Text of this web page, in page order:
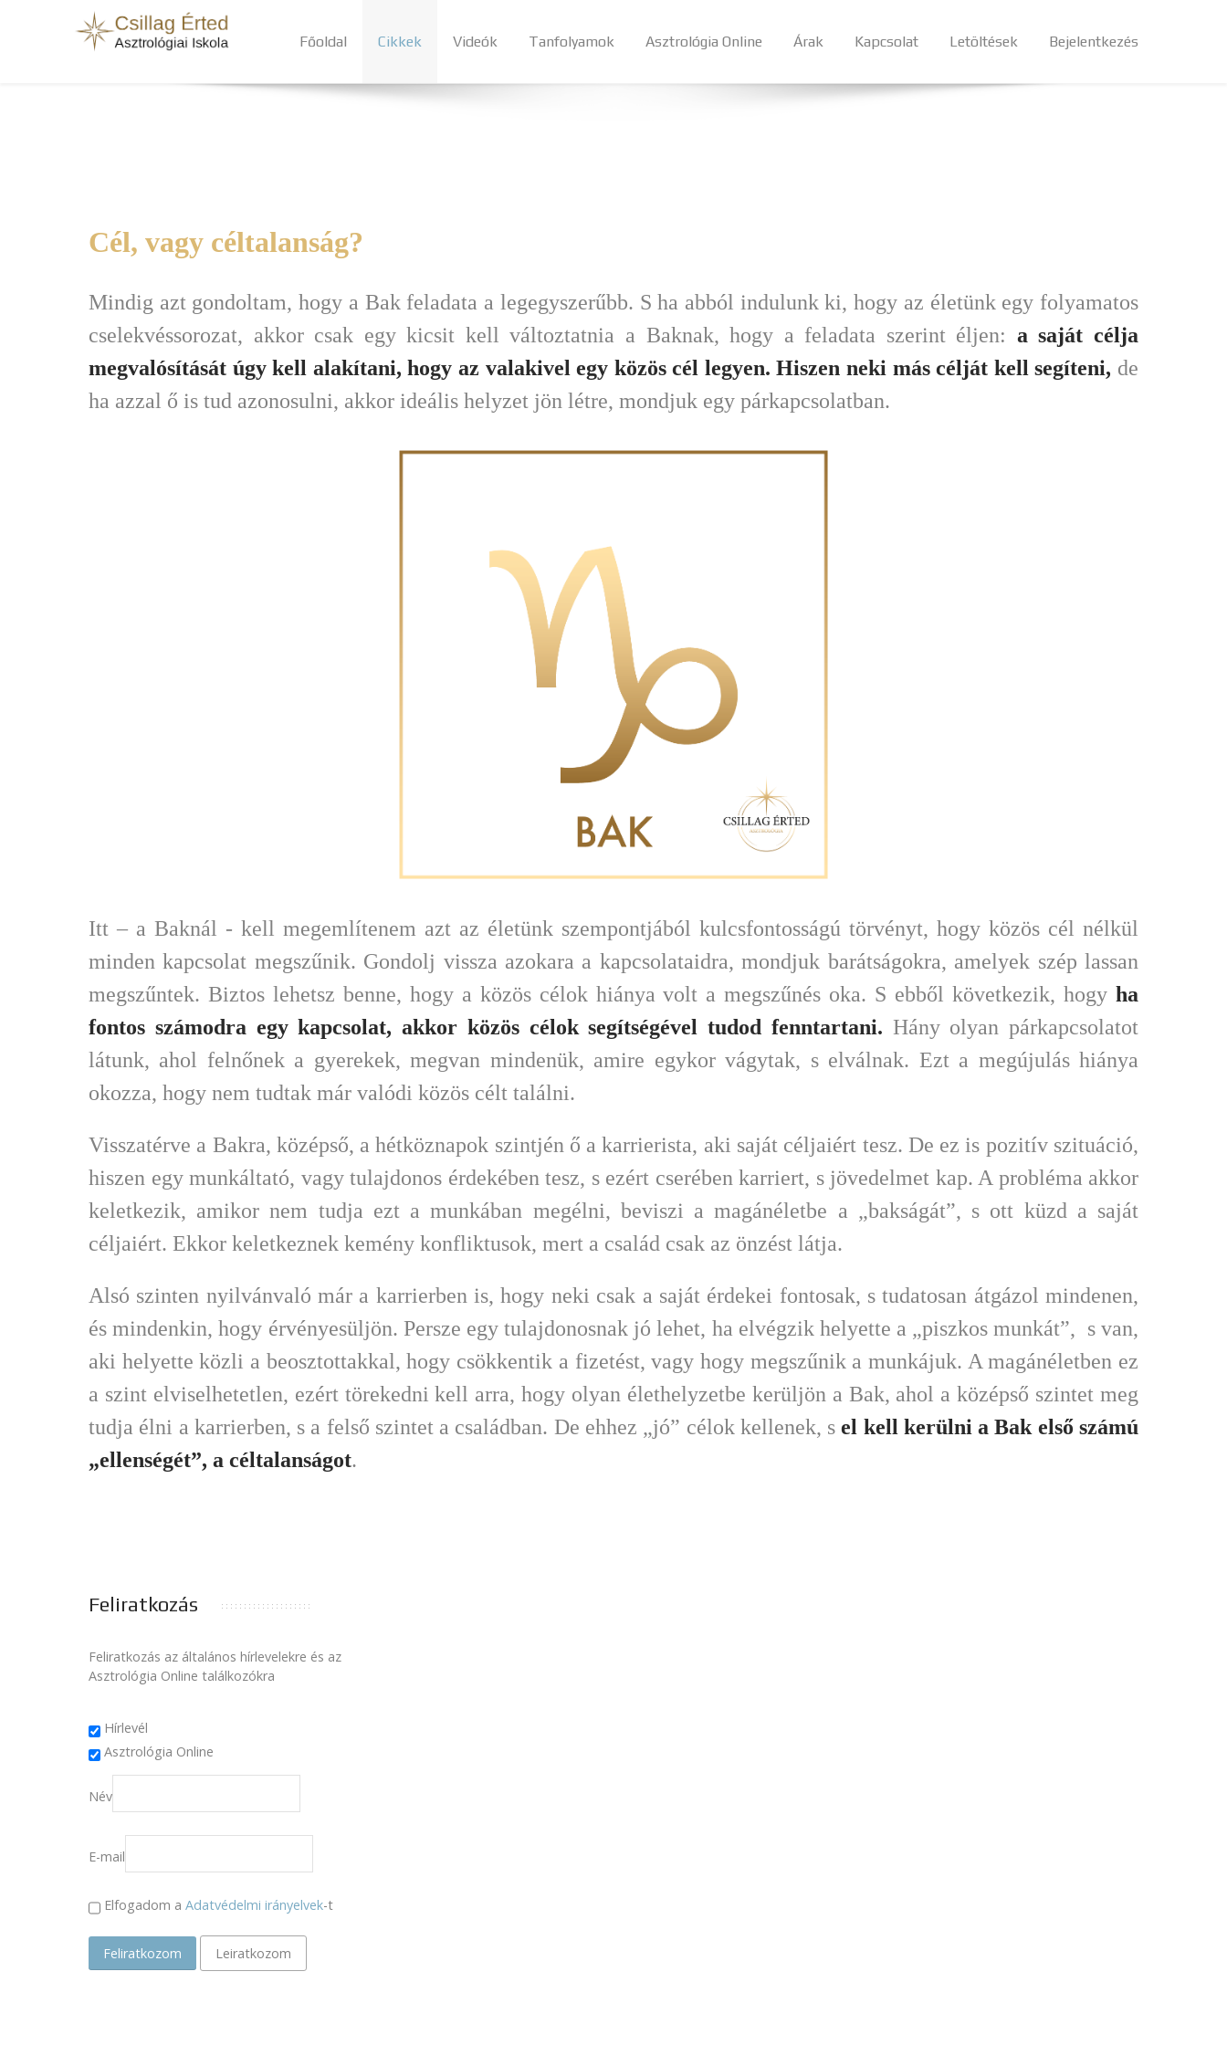
Főoldal Cikkek Videók Tanfolyamok Asztrológia Online Árak Kapcsolat Letöltések Bejelentkezés
Cél, vagy céltalanság?
Mindig azt gondoltam, hogy a Bak feladata a legegyszerűbb. S ha abból indulunk ki, hogy az életünk egy folyamatos
cselekvéssorozat, akkor csak egy kicsit kell változtatnia a Baknak, hogy a feladata szerint éljen: a saját célja
megvalósítását úgy kell alakítani, hogy az valakivel egy közös cél legyen. Hiszen neki más célját kell segíteni, de
ha azzal ő is tud azonosulni, akkor ideális helyzet jön létre, mondjuk egy párkapcsolatban.
Itt – a Baknál - kell megemlítenem azt az életünk szempontjából kulcsfontosságú törvényt, hogy közös cél nélkül
minden kapcsolat megszűnik. Gondolj vissza azokara a kapcsolataidra, mondjuk barátságokra, amelyek szép lassan
megszűntek. Biztos lehetsz benne, hogy a közös célok hiánya volt a megszűnés oka. S ebből következik, hogy ha
fontos számodra egy kapcsolat, akkor közös célok segítségével tudod fenntartani. Hány olyan párkapcsolatot
látunk, ahol felnőnek a gyerekek, megvan mindenük, amire egykor vágytak, s elválnak. Ezt a megújulás hiánya
okozza, hogy nem tudtak már valódi közös célt találni.
Visszatérve a Bakra, középső, a hétköznapok szintjén ő a karrierista, aki saját céljaiért tesz. De ez is pozitív szituáció,
hiszen egy munkáltató, vagy tulajdonos érdekében tesz, s ezért cserében karriert, s jövedelmet kap. A probléma akkor
keletkezik, amikor nem tudja ezt a munkában megélni, beviszi a magánéletbe a „bakságát”, s ott küzd a saját
céljaiért. Ekkor keletkeznek kemény konfliktusok, mert a család csak az önzést látja.
Alsó szinten nyilvánvaló már a karrierben is, hogy neki csak a saját érdekei fontosak, s tudatosan átgázol mindenen,
és mindenkin, hogy érvényesüljön. Persze egy tulajdonosnak jó lehet, ha elvégzik helyette a „piszkos munkát”, s van,
aki helyette közli a beosztottakkal, hogy csökkentik a fizetést, vagy hogy megszűnik a munkájuk. A magánéletben ez
a szint elviselhetetlen, ezért törekedni kell arra, hogy olyan élethelyzetbe kerüljön a Bak, ahol a középső szintet meg
tudja élni a karrierben, s a felső szintet a családban. De ehhez „jó” célok kellenek, sel kell kerülni a Bak első számú
„ellenségét”, a céltalanságot.
Feliratkozás
Feliratkozás az általános hírlevelekre és az
Asztrológia Online találkozókra
Hírlevél
Asztrológia Online
Név
E-mail
Elfogadom a Adatvédelmi irányelvek-t
Feliratkozom Leiratkozom